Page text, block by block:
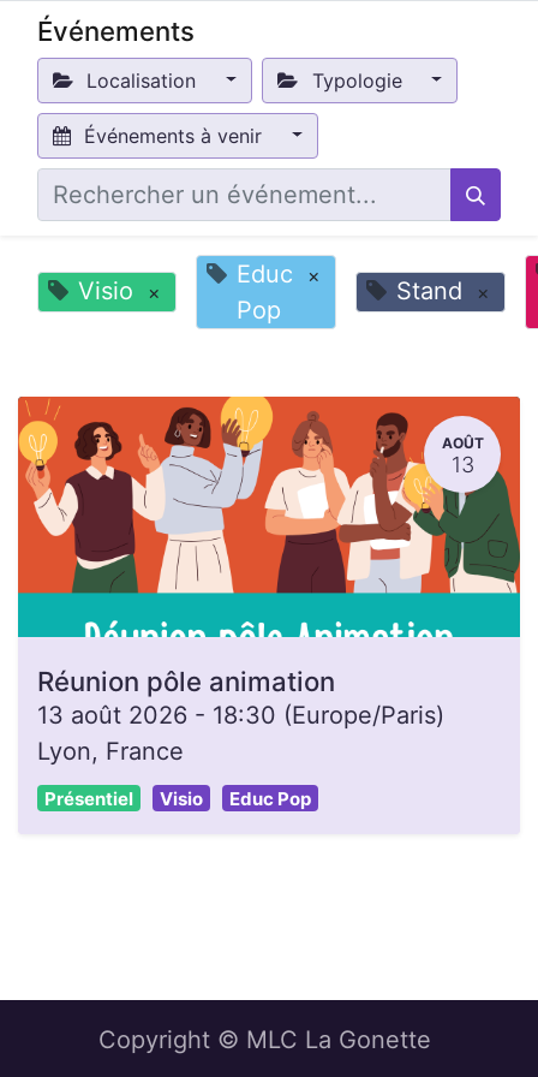
Événements
Localisation Typologie
Événements à venir
Visio ×
Educ
Pop
×
Stand ×
AOÛT
13
Réunion pôle animation
13 août 2026 - 18:30 (Europe/Paris)
Lyon, France
Présentiel Visio Educ Pop
Copyright © MLC La Gonette